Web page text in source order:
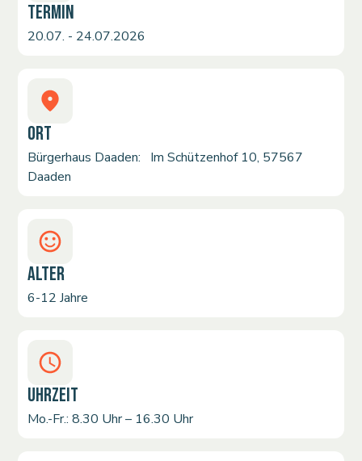
TERMIN
20.07. - 24.07.2026
ORT
Bürgerhaus Daaden: Im Schützenhof 10, 57567
Daaden
ALTER
6-12 Jahre
UHRZEIT
Mo.-Fr.: 8.30 Uhr – 16.30 Uhr